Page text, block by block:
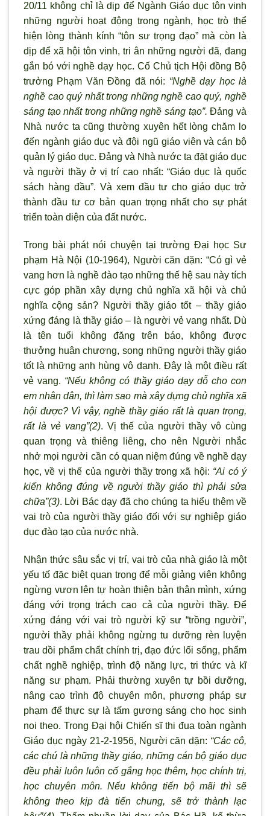
20/11 không chỉ là dịp để Ngành Giáo dục tôn vinh
những người hoạt động trong ngành, học trò thể
hiện lòng thành kính “tôn sư trọng đạo” mà còn là
dịp để xã hội tôn vinh, tri ân những người đã, đang
gắn bó với nghề dạy học. Cố Chủ tịch Hội đồng Bộ
trưởng Phạm Văn Đồng đã nói: “Nghề dạy học là
nghề cao quý nhất trong những nghề cao quý, nghề
sáng tạo nhất trong những nghề sáng tạo”.Đảng và
Nhà nước ta cũng thường xuyên hết lòng chăm lo
đến ngành giáo dục và đội ngũ giáo viên và cán bộ
quản l ý giáo dục. Đảng và Nhà nước ta đặt giáo dục
và người thầy ở vị trí cao nhất: “Giáo dục là quốc
sách hàng đầu”. Và xem đầu tư cho giáo dục trở
thành đầu tư cơ bản quan trọng nhất cho sự phát
triển toàn diện của đất nước.
Trong bài phát nói chuyện tại trường Đại học Sư
phạm Hà Nội (10-1964), Người căn dặn: “Có gì vẻ
vang hơn là nghề đào tạo những thế hệ sau này tích
cực góp phần xây dựng chủ nghĩa xã hội và chủ
nghĩa cộng sản? Người thầy giáo tốt – thầy giáo
xứng đáng là thầy giáo – là người vẻ vang nhất. Dù
là tên tuổi không đăng trên báo, không được
thưởng huân chương, song những người thầy giáo
tốt là những anh hùng vô danh. Đây là một điều rất
vẻ vang. “Nếu không có thầy giáo dạy dỗ cho con
em nhân dân, thì làm sao mà xây dựng chủ nghĩa xã
hội được? Vì vậy, nghề thầy giáo rất là quan trọng,
rất là vẻ vang”(2). Vị thế của người thầy vô cùng
quan trọng và thiêng liêng, cho nên Người nhắc
nhở mọi người cần có quan niệm đúng về nghề dạy
học, về vị thế của người thầy trong xã hội: “Ai có ý
kiến không đúng về người thầy giáo thì phải sửa
chữa”(3). Lời Bác dạy đã cho chúng ta hiểu thêm về
vai trò của người thầy giáo đối với sự nghiệp giáo
dục đào tạo của nước nhà.
Nhận thức sâu sắc vị trí, vai trò của nhà giáo là một
yếu tố đặc biệt quan trọng để mỗi giảng viên không
ngừng vươn lên tự hoàn thiện bản thân mình, xứng
đáng với trọng trách cao cả của người thầy. Để
xứng đáng với vai trò người kỹ sư “trồng người”,
người thầy phải không ngừng tu dưỡng rèn luyện
trau dồi phẩm chất chính trị, đạo đức lối sống, phẩm
chất nghề nghiệp, trình độ năng lực, tri thức và kĩ
năng sư phạm. Phải thường xuyên tự bồi dưỡng,
nâng cao trìnhđộ chuyên môn, phương pháp sư
phạm để thực sự là tấm gương sáng cho học sinh
noi theo. Trong Đại hội Chiến sĩ thi đua toàn ngành
Giáo dục ngày 21-2-1956, Người căn dặn: “Các cô,
các chú là những thầy giáo, những cán bộ giáo dục
đều phải luôn luôn cố gắng học thêm, học chính trị,
học chuyên môn. Nếu không tiến bộ mãi thì sẽ
không theo kịpđà tiến chung, sẽ trở thành lạc